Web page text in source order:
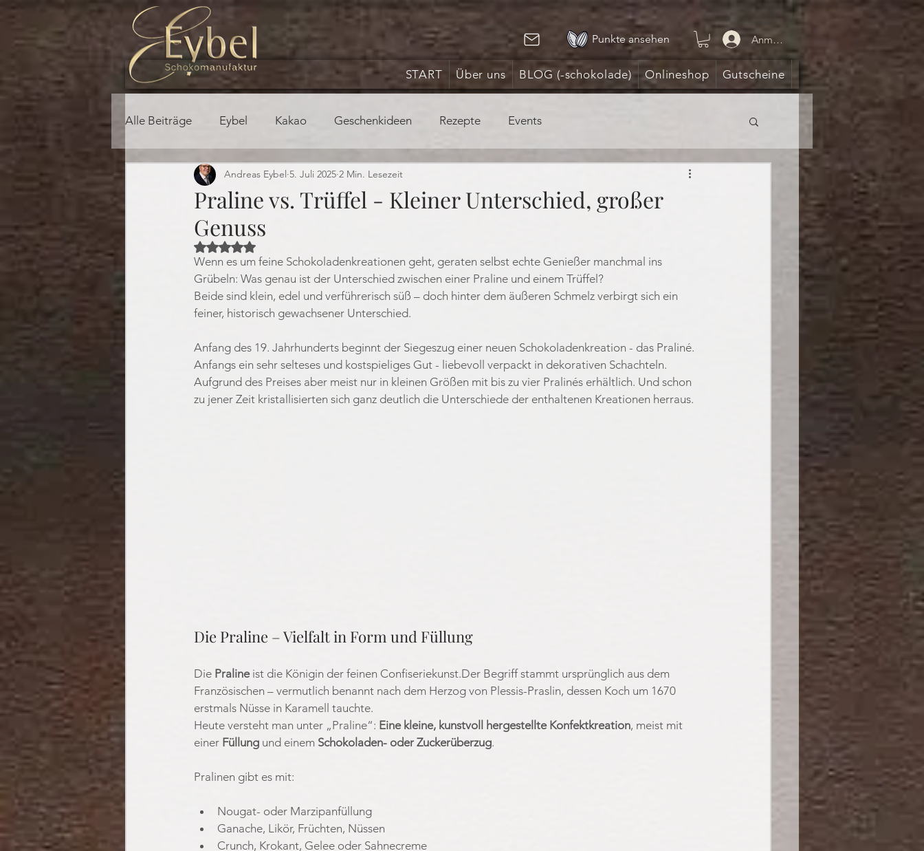
Punkte ansehen Anmelden
START Über uns BLOG (-schokolade) Onlineshop Gutscheine
Alle Beiträge Eybel Kakao Geschenkideen Rezepte Events
Praline vs. Trüffel - Kleiner Unterschied, großer
Genuss
Andreas Eybel 5. Juli 2025 2 Min. Lesezeit
Mit NaN von 5 Sternen bewertet.
Wenn es um feine Schokoladenkreationen geht, geraten selbst echte Genießer manchmal ins
Grübeln: Was genau ist der Unterschied zwischen einer Praline und einem Trüffel?
Beide sind klein, edel und verführerisch süß – doch hinter dem äußeren Schmelz verbirgt sich ein
feiner, historisch gewachsener Unterschied.
Anfang des 19. Jahrhunderts beginnt der Siegeszug einer neuen Schokoladenkreation - das Praliné.
Anfangs ein sehr selteses und kostspieliges Gut - liebevoll verpackt in dekorativen Schachteln.
Aufgrund des Preises aber meist nur in kleinen Größen mit bis zu vier Pralinés erhältlich. Und schon
zu jener Zeit kristallisierten sich ganz deutlich die Unterschiede der enthaltenen Kreationen herraus.
Die Praline – Vielfalt in Form und Füllung
Die Praline ist die Königin der feinen Confiseriekunst.Der Begriff stammt ursprünglich aus dem
Französischen – vermutlich benannt nach dem Herzog von Plessis-Praslin, dessen Koch um 1670
erstmals Nüsse in Karamell tauchte.
Heute versteht man unter „Praline“: Eine kleine, kunstvoll hergestellte Konfektkreation, meist mit
einer Füllung und einem Schokoladen- oder Zuckerüberzug.
Pralinen gibt es mit:
Nougat- oder Marzipanfüllung
Ganache, Likör, Früchten, Nüssen
Crunch, Krokant, Gelee oder Sahnecreme